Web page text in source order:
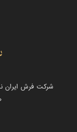
شرکت فرش ایران